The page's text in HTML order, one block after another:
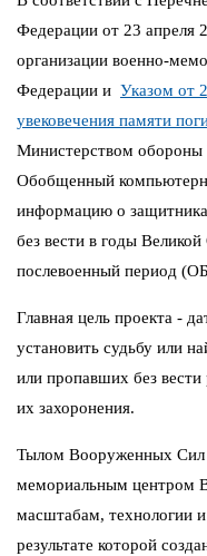
Федерации от 23 апреля
организации военно-
Федерации и Указом от
увековечения памяти
Министерством обороны
Обобщенный
информацию о
без вести в годы
послевоенный период
Главная цель проекта -
установить судьбу или
или пропавших без
их захоронения.
Тылом Вооруженных Сил
мемориальным центром
масштабам, технологии
результате которой